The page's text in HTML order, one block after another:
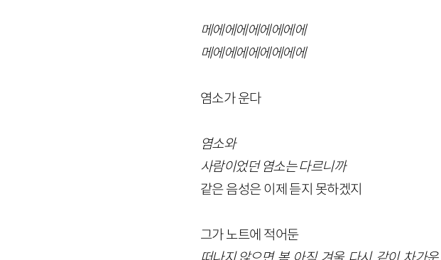
메에에에에에에에에
메에에에에에에에에
염소가 운다
염소와
사람이었던 염소는 다르니까
같은 음성은 이제 듣지 못하겠지
그가 노트에 적어둔